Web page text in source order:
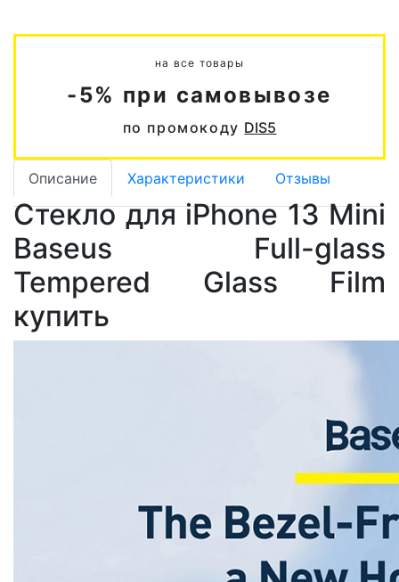
на все товары
-5% при самовывозе
по промокоду DIS5
Описание Характеристики Отзывы
Стекло для iPhone 13 Mini
Baseus Full-glass
Tempered Glass Film
купить